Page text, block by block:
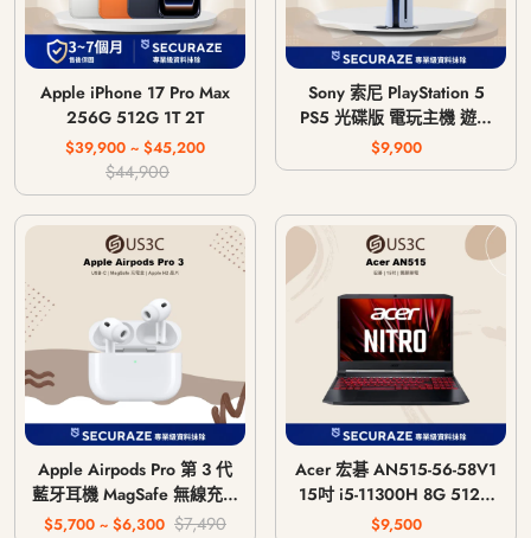
Apple iPhone 17 Pro Max
256G 512G 1T 2T
$39,900 ~ $45,200
$44,900
Sony 索尼 PlayStation 5
PS5 光碟版 電玩主機 遊戲
主機 CFI-1018A / CFI-
1118A / CFI-1218A
$9,900
Apple Airpods Pro 第 3 代
藍牙耳機 MagSafe 無線充電
版 USB-C
$5,700 ~ $6,300 $7,490
Acer 宏碁 AN515-56-58V1
15吋 i5-11300H 8G 512G
GTX 1650 4G
$9,500